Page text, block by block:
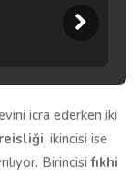
icra ederken iki
, ikincisi ise
Birincisifıkhi